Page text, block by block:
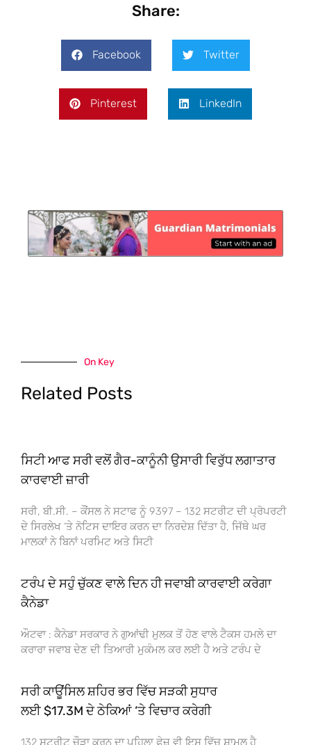
Share:
Facebook Twitter
Pinterest LinkedIn
On Key
Related Posts
ਸਿਟੀ ਆਫ ਸਰੀ ਵਲੋਂ ਗੈਰ-ਕਾਨੂੰਨੀ ਉਸਾਰੀ ਵਿਰੁੱਧ ਲਗਾਤਾਰ
ਕਾਰਵਾਈ ਜ਼ਾਰੀ
ਸਰੀ, ਬੀ.ਸੀ. – ਕੌਂਸਲ ਨੇ ਸਟਾਫ ਨੂੰ 9397 – 132 ਸਟਰੀਟ ਦੀ ਪ੍ਰੋਪਰਟੀ
ਦੇ ਸਿਰਲੇਖ ‘ਤੇ ਨੋਟਿਸ ਦਾਇਰ ਕਰਨ ਦਾ ਨਿਰਦੇਸ਼ ਦਿੱਤਾ ਹੈ, ਜਿੱਥੇ ਘਰ
ਮਾਲਕਾਂ ਨੇ ਬਿਨਾਂ ਪਰਮਿਟ ਅਤੇ ਸਿਟੀ
ਟਰੰਪ ਦੇ ਸਹੁੰ ਚੁੱਕਣ ਵਾਲੇ ਦਿਨ ਹੀ ਜਵਾਬੀ ਕਾਰਵਾਈ ਕਰੇਗਾ
ਕੈਨੇਡਾ
ਔਟਵਾ : ਕੈਨੇਡਾ ਸਰਕਾਰ ਨੇ ਗੁਆਂਢੀ ਮੁਲਕ ਤੋਂ ਹੋਣ ਵਾਲੇ ਟੈਕਸ ਹਮਲੇ ਦਾ
ਕਰਾਰਾ ਜਵਾਬ ਦੇਣ ਦੀ ਤਿਆਰੀ ਮੁਕੰਮਲ ਕਰ ਲਈ ਹੈ ਅਤੇ ਟਰੰਪ ਦੇ
ਸਰੀ ਕਾਊਂਸਿਲ ਸ਼ਹਿਰ ਭਰ ਵਿੱਚ ਸੜਕੀ ਸੁਧਾਰ
ਲਈ $17.3M ਦੇ ਠੇਕਿਆਂ ‘ਤੇ ਵਿਚਾਰ ਕਰੇਗੀ
132 ਸਟਰੀਟ ਚੌੜਾ ਕਰਨ ਦਾ ਪਹਿਲਾ ਫੇਜ਼ ਵੀ ਇਸ ਵਿੱਚ ਸ਼ਾਮਲ ਹੈ